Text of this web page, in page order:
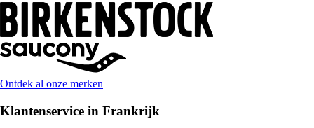
Ontdek al onze merken
Klantenservice in Frankrijk